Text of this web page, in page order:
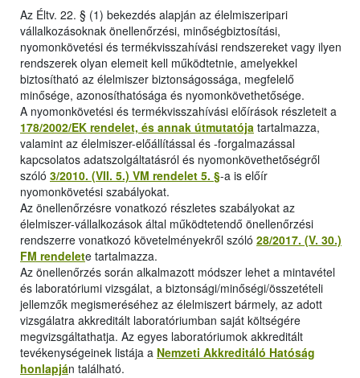
Az Éltv. 22. § (1) bekezdés alapján az élelmiszeripari
vállalkozásoknak önellenőrzési, minőségbiztosítási,
nyomonkövetési és termékvisszahívási rendszereket vagy ilyen
rendszerek olyan elemeit kell működtetnie, amelyekkel
biztosítható az élelmiszer biztonságossága, megfelelő
minősége, azonosíthatósága és nyomonkövethetősége.
A nyomonkövetési és termékvisszahívási előírások részleteit a
178/2002/EK rendelet, és annak útmutatója tartalmazza,
valamint az élelmiszer-előállítással és -forgalmazással
kapcsolatos adatszolgáltatásról és nyomonkövethetőségről
szóló 3/2010. (VII. 5.) VM rendelet 5. §-a is előír
nyomonkövetési szabályokat.
Az önellenőrzésre vonatkozó részletes szabályokat az
élelmiszer-vállalkozások által működtetendő önellenőrzési
rendszerre vonatkozó követelményekről szóló 28/2017. (V. 30.)
FM rendelete tartalmazza.
Az önellenőrzés során alkalmazott módszer lehet a mintavétel
és laboratóriumi vizsgálat, a biztonsági/minőségi/összetételi
jellemzők megismeréséhez az élelmiszert bármely, az adott
vizsgálatra akkreditált laboratóriumban saját költségére
megvizsgáltathatja. Az egyes laboratóriumok akkreditált
tevékenységeinek listája a Nemzeti Akkreditáló Hatóság
honlapján található.